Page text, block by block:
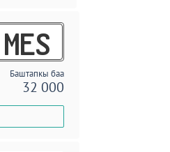
MES
Баштапкы баа
32 000